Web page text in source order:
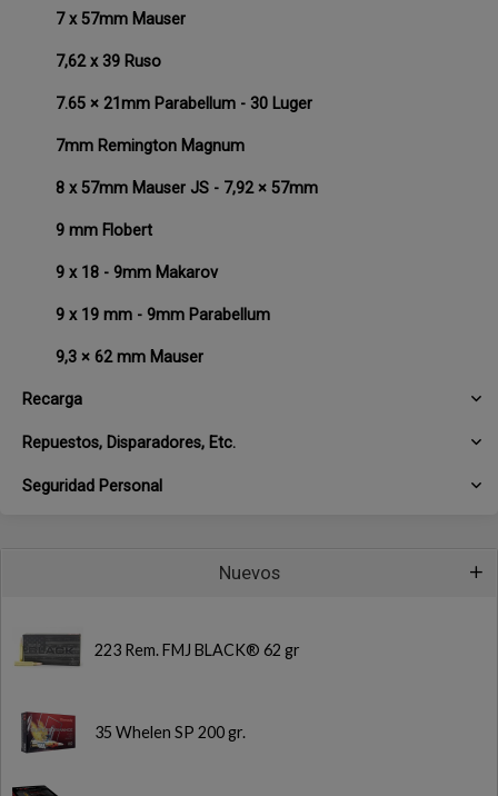
7 x 57mm Mauser
7,62 x 39 Ruso
7.65 × 21mm Parabellum - 30 Luger
7mm Remington Magnum
8 x 57mm Mauser JS - 7,92 × 57mm
9 mm Flobert
9 x 18 - 9mm Makarov
9 x 19 mm - 9mm Parabellum
9,3 × 62 mm Mauser
Recarga
Repuestos, Disparadores, Etc.
Seguridad Personal
Nuevos
223 Rem. FMJ BLACK® 62 gr
35 Whelen SP 200 gr.